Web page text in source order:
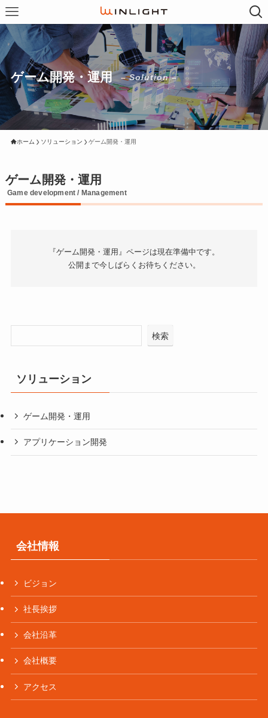
ゲーム開発・運用 – Solution –
ホーム ソリューション ゲーム開発・運用
ゲーム開発・運用
Game development / Management
『ゲーム開発・運用』ページは現在準備中です。
公開まで今しばらくお待ちください。
検索
ソリューション
ゲーム開発・運用
アプリケーション開発
会社情報
ビジョン
社長挨拶
会社沿革
会社概要
アクセス